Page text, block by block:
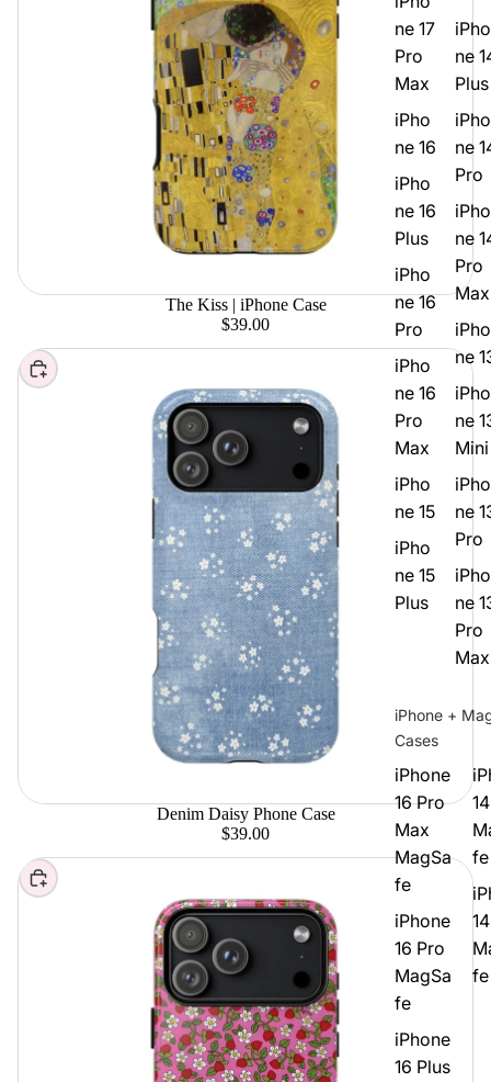
ne 17
Pro
Max
iPho
ne 16
iPho
ne 16
Plus
iPho
ne 16
Pro
iPho
ne 16
Pro
Max
iPho
ne 15
iPho
ne 15
Plus
iPho
ne
Plus
iPho
ne
Pro
iPho
ne
Pro
Max
iPho
ne
iPho
ne
Mini
iPho
ne
Pro
iPho
ne
Pro
Max
iPhone +
Cases
iPhone
16 Pro
Max
MagSa
fe
iPhone
16 Pro
MagSa
fe
iPhone
16 Plus
fe
14
fe
The Kiss | iPhone Case
$39.00
Elegir
Denim Daisy Phone Case
$39.00
Elegir